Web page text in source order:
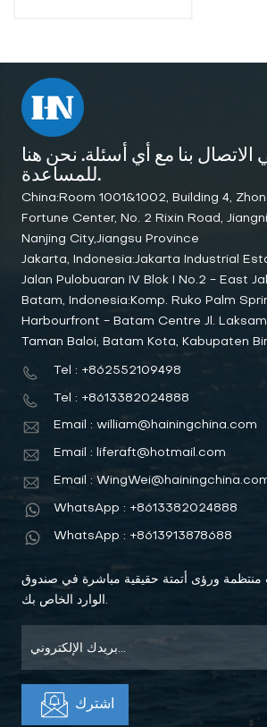
الاتصال بنا مع أي أسئلة. نحن هنا
للمساعدة.
China:Room 1001&1002, Building 4,
Fortune Center, No. 2 Rixin Road,
Nanjing City,Jiangsu Province
Jakarta, Indonesia:Jakarta Industrial
Jalan Pulobuaran IV Blok I No.2 - East
Batam, Indonesia:Komp. Ruko Palm
Harbourfront - Batam Centre Jl.
Taman Baloi, Batam Kota, Kabupaten
Tel : +862552109498
Tel : +8613382024888
Email : william@hainingchina.com
Email : liferaft@hotmail.com
Email :
WhatsApp : +8613382024888
WhatsApp : +8613913878688
منتظمة ورؤى أتمتة حقيقية مباشرة في صندوق
الوارد الخاص بك.